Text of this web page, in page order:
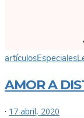
artículosEspeciales
AMOR A
· 17 abril, 2020